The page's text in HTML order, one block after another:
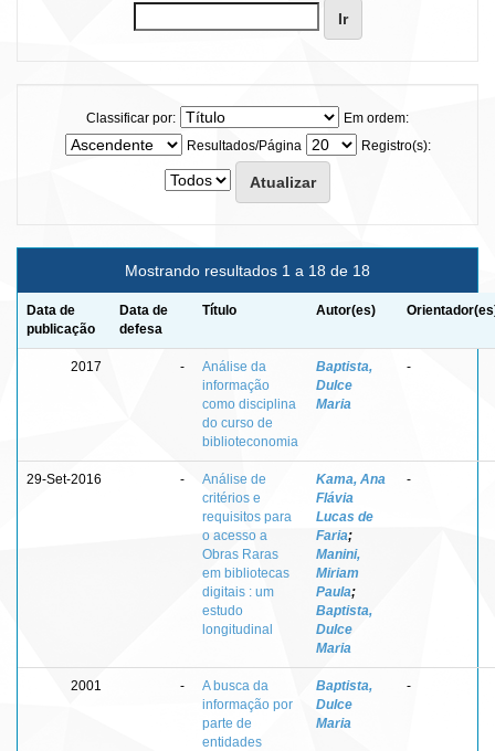
Classificar por:
Em ordem:
Resultados/Página
Registro(s):
Mostrando resultados 1 a 18 de 18
Data de
publicação
Data de
defesa
Título Autor(es)
2017 -
Análise da
informação
como disciplina
do curso de
biblioteconomia
Baptista,
Dulce
Maria
-
29-Set-2016 -
Análise de
critérios e
requisitos para
o acesso a
Obras Raras
em bibliotecas
digitais : um
estudo
longitudinal
Kama, Ana
Flávia
Lucas de
Faria;
Manini,
Miriam
Paula;
Baptista,
Dulce
Maria
-
2001 -
A busca da
informação por
parte de
entidades
Baptista,
Dulce
Maria
-